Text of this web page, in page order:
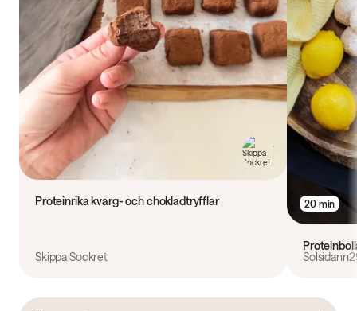
Proteinrika kvarg- och chokladtryfflar
Skippa Sockret
20 min